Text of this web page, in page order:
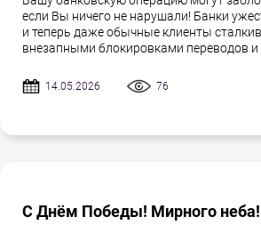
если Вы ничего не нарушали! Банки
и теперь даже обычные клиенты
внезапными блокировками переводов и
14.05.2026 76
С Днём Победы! Мирного неба!